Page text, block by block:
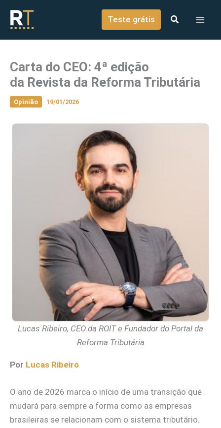
conteúdo
Teste grátis
Carta do CEO: 4ª edição
da Revista da Reforma Tributária
Opinião 19/01/2026
Lucas Ribeiro, CEO da ROIT e Fundador do Portal da
Reforma Tributária
Por Lucas Ribeiro
O ano de 2026 marca o início de uma transição que
mudará para sempre a forma como as empresas
brasileiras se relacionam com o sistema tributário.